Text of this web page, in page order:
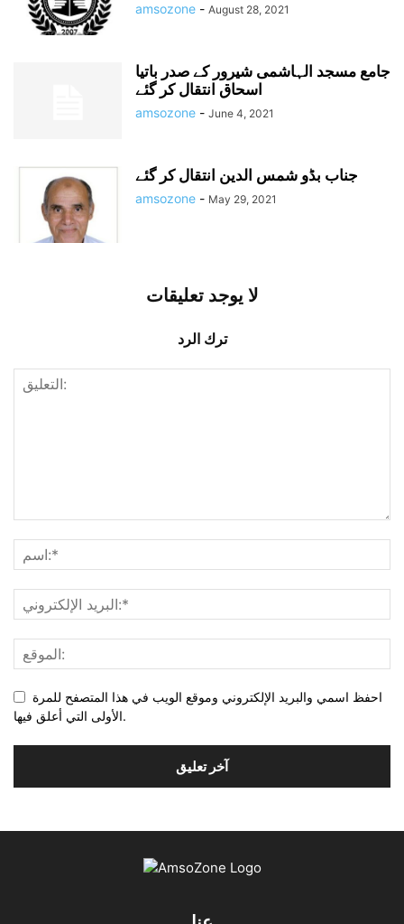
amsozone - August 28, 2021
جامع مسجد الہاشمی شیرور کے صدر باتیا
اسحاق انتقال کر گئے
amsozone - June 4, 2021
جناب بڈو شمس الدین انتقال کر گئے
amsozone - May 29, 2021
لا يوجد تعليقات
ترك الرد
احفظ اسمي والبريد الإلكتروني وموقع الويب في هذا المتصفح للمرة
الأولى التي أعلق فيها.